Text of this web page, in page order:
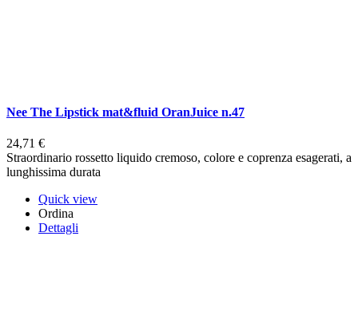
Nee The Lipstick mat&fluid OranJuice n.47
24,71 €
Straordinario rossetto liquido cremoso, colore e coprenza esagerati, a
lunghissima durata
Quick view
Ordina
Dettagli